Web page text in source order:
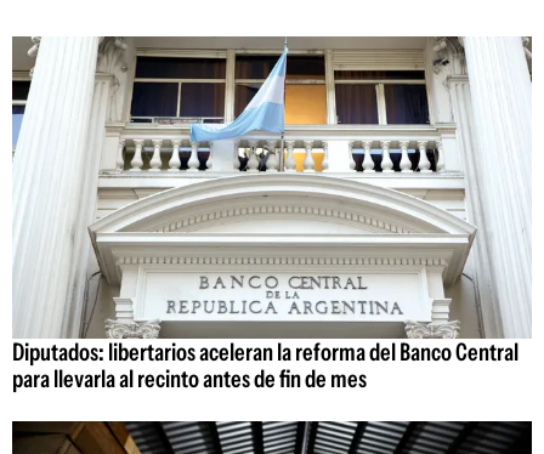
Diputados: libertarios aceleran la reforma del Banco Central
para llevarla al recinto antes de fin de mes